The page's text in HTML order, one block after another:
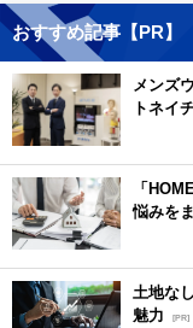
おすすめ記事【PR】
メンズ
トネイ
「
悩みを
土地な
魅力
[PR]